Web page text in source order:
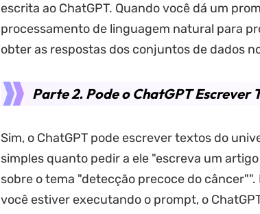
escrita ao ChatGPT. Quando você dá um
processamento de linguagem natural para
obter as respostas dos conjuntos de dados
Parte 2. Pode o ChatGPT Escrever
Sim, o ChatGPT pode escrever textos do
simples quanto pedir a ele "escreva um
sobre o tema "detecção precoce do
você estiver executando o prompt, o